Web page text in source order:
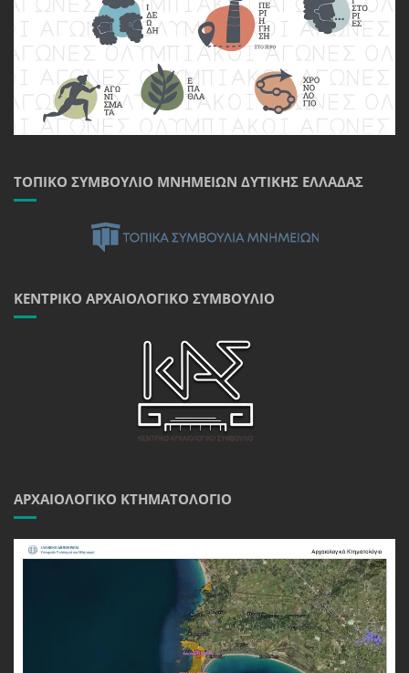
ΤΟΠΙΚΌ ΣΥΜΒΟΎΛΙΟ ΜΝΗΜΕΊΩΝ ΔΥΤΙΚΉΣ ΕΛΛΆΔΑΣ
ΚΕΝΤΡΙΚΌ ΑΡΧΑΙΟΛΟΓΙΚΌ ΣΥΜΒΟΎΛΙΟ
ΑΡΧΑΙΟΛΟΓΙΚΌ ΚΤΗΜΑΤΟΛΌΓΙΟ